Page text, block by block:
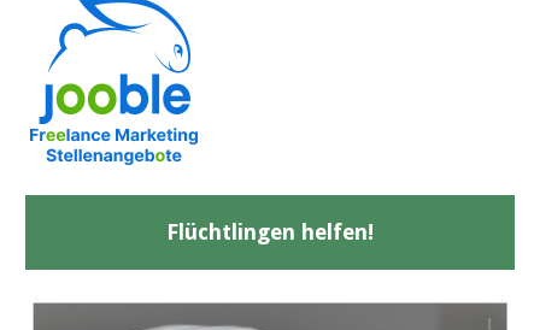
Flüchtlingen helfen!